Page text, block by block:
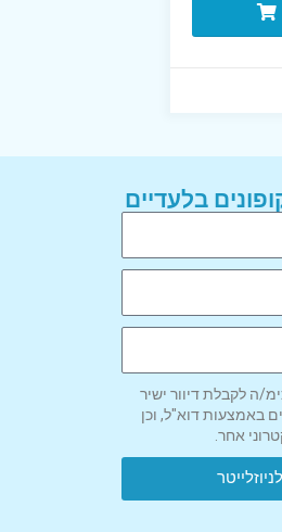
בלעדיים
ה לקבלת דיוור ישיר
באמצעות דוא"ל, וכן
אחר.